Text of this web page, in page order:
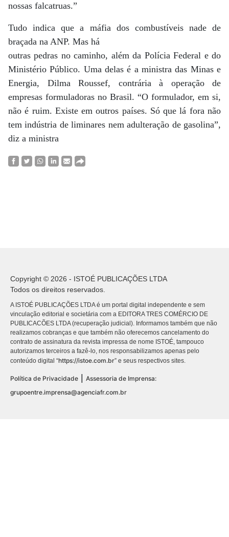
nossas falcatruas.”
Tudo indica que a máfia dos combustíveis nade de
braçada na ANP. Mas há
outras pedras no caminho, além da Polícia Federal e do
Ministério Público. Uma delas é a ministra das Minas e
Energia, Dilma Roussef, contrária à operação de
empresas formuladoras no Brasil. “O formulador, em si,
não é ruim. Existe em outros países. Só que lá fora não
tem indústria de liminares nem adulteração de gasolina”,
diz a ministra
Copyright © 2026 - ISTOÉ PUBLICAÇÕES LTDA
Todos os direitos reservados.
A ISTOÉ PUBLICAÇÕES LTDA é um portal digital independente e sem
vinculação editorial e societária com a EDITORA TRES COMÉRCIO DE
PUBLICACÕES LTDA (recuperação judicial). Informamos também que não
realizamos cobranças e que também não oferecemos cancelamento do
contrato de assinatura da revista impressa de nome ISTOÉ, tampouco
autorizamos terceiros a fazê-lo, nos responsabilizamos apenas pelo
conteúdo digital “https://istoe.com.br” e seus respectivos sites.
Política de Privacidade
Assessoria de Imprensa:
grupoentre.imprensa@agenciafr.com.br